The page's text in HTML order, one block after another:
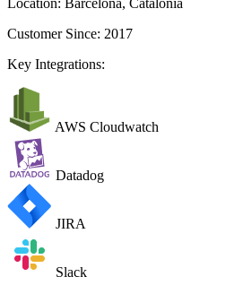
Location: Barcelona, Catalonia
Customer Since: 2017
Key Integrations:
AWS Cloudwatch
Datadog
JIRA
Slack